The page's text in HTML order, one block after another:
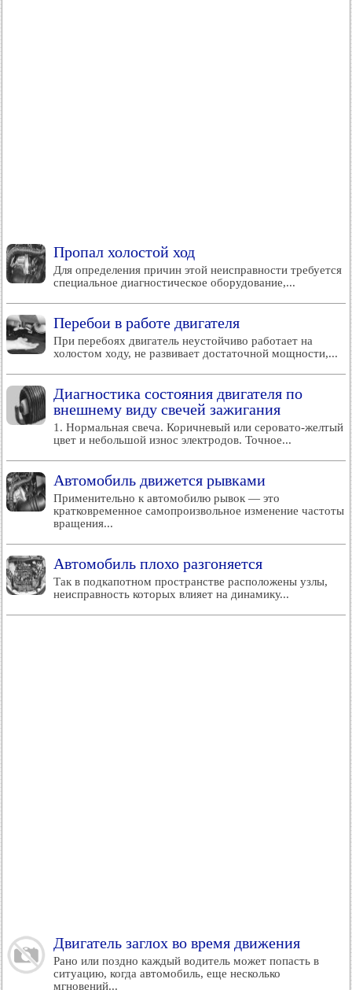
Пропал холостой ход
Для определения причин этой неисправности требуется
специальное диагностическое оборудование,...
Перебои в работе двигателя
При перебоях двигатель неустойчиво работает на
холостом ходу, не развивает достаточной мощности,...
Диагностика состояния двигателя по
внешнему виду свечей зажигания
1. Нормальная свеча. Коричневый или серовато-желтый
цвет и небольшой износ электродов. Точное...
Автомобиль движется рывками
Применительно к автомобилю рывок — это
кратковременное самопроизвольное изменение частоты
вращения...
Автомобиль плохо разгоняется
Так в подкапотном пространстве расположены узлы,
неисправность которых влияет на динамику...
Двигатель заглох во время движения
Рано или поздно каждый водитель может попасть в
ситуацию, когда автомобиль, еще несколько
мгновений...